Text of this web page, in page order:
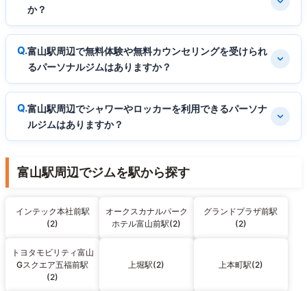
か？
富山駅周辺で無料体験や無料カウンセリングを受けられ
るパーソナルジムはありますか？
富山駅周辺でシャワーやロッカーを利用できるパーソナ
ルジムはありますか？
富山駅周辺でジムを駅から探す
インテック本社前駅
(2)
オークスカナルパーク
ホテル富山前駅(2)
グランドプラザ前駅
(2)
トヨタモビリティ富山
Gスクエア五福前駅
(2)
上堀駅(2) 上本町駅(2)